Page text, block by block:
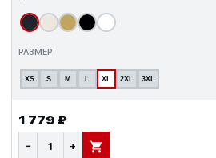
РАЗМЕР
XS S M L XL 2XL 3XL
1 779 ₽
− + В КОРЗИНУ